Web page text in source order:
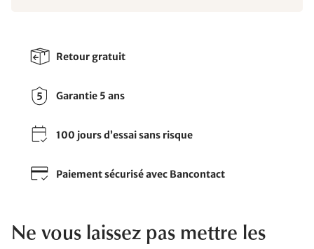
Retour gratuit
Garantie 5 ans
100 jours d’essai sans risque
Paiement sécurisé avec Bancontact
Ne vous laissez pas mettre les